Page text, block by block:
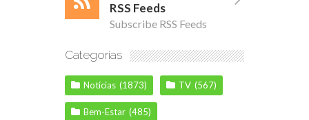
RSS Feeds
Subscribe RSS Feeds
Categorias
Notícias (1873) TV (567)
Bem-Estar (485)